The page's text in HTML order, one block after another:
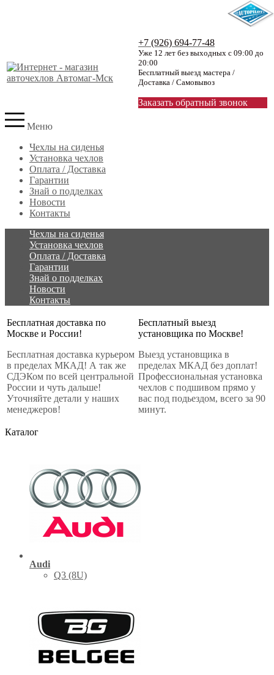
+7 (926) 694-77-48
Уже 12 лет без выходных с 09:00 до
20:00
Бесплатный выезд мастера /
Доставка / Самовывоз
Заказать обратный звонок
Меню
Чехлы на сиденья
Установка чехлов
Оплата / Доставка
Гарантии
Знай о подделках
Новости
Контакты
Чехлы на сиденья
Установка чехлов
Оплата / Доставка
Гарантии
Знай о подделках
Новости
Контакты
Бесплатная доставка по
Москве и России!
Бесплатная доставка курьером
в пределах МКАД! А так же
СДЭКом по всей центральной
России и чуть дальше!
Уточняйте детали у наших
менеджеров!
Бесплатный выезд
установщика по Москве!
Выезд установщика в
пределах МКАД без доплат!
Профессиональная установка
чехлов с подшивом прямо у
вас под подьездом, всего за 90
минут.
Каталог
Audi
Q3 (8U)